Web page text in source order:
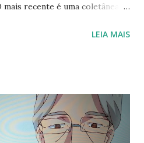
recente é uma coletânea
Achei fantástico, pois
guerra cultural. Nosso
benéficas ao mundo e
elementos essenciais, como a
LEIA MAIS